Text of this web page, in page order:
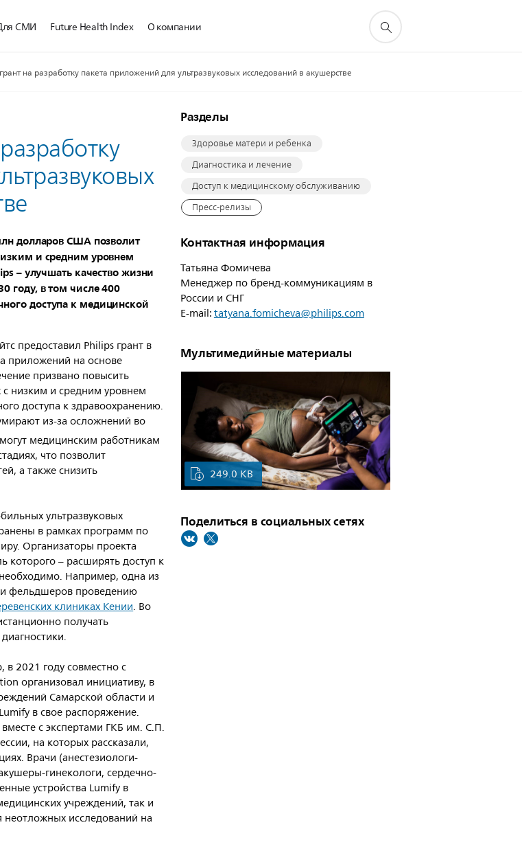
СМИ Future Health Index О компании
на разработку пакета приложений для ультразвуковых исследований в акушерстве
долларов США позволит
и средним уровнем
– улучшать качество жизни
году, в том числе 400
доступа к медицинской
предоставил Philips грант в
приложений на основе
призвано повысить
с низким и средним уровнем
доступа к здравоохранению.
из-за осложнений во
медицинским работникам
что позволит
а также снизить
ультразвуковых
в рамках программ по
Организаторы проекта
которого – расширять доступ к
Например, одна из
фельдшеров проведению
клиниках Кении. Во
получать
2021 году совместно с
организовал инициативу, в
Самарской области и
в свое распоряжение.
с экспертами ГКБ им. С.П.
на которых рассказали,
Врачи (анестезиологи-
гинекологи, сердечно-
устройства Lumify в
учреждений, так и
неотложных исследований на
Разделы
Здоровье матери и ребенка
Диагностика и лечение
Доступ к медицинскому обслуживанию
Пресс-релизы
Контактная информация
Татьяна Фомичева
Менеджер по бренд-коммуникациям в
России и СНГ
E-mail:tatyana.fomicheva@philips.com
Мультимедийные материалы
249.0 KB
Поделиться в социальных сетях